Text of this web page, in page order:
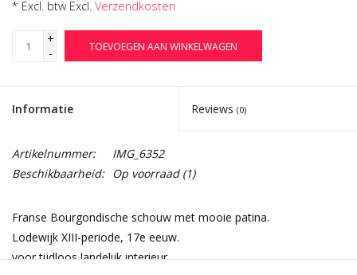
* Excl. btw Excl. Verzendkosten
+
-
TOEVOEGEN AAN WINKELWAGEN
Informatie Reviews (0)
Artikelnummer:
IMG_6352
Beschikbaarheid: Op voorraad(1)
Franse Bourgondische schouw met mooie patina.
Lodewijk XIII-periode, 17e eeuw.
voor tijdloos landelijk interieur.